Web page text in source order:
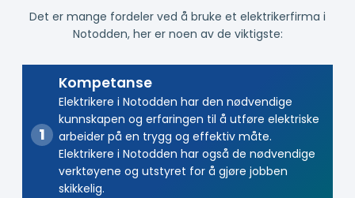
Det er mange fordeler ved å bruke et elektrikerfirma i
Notodden, her er noen av de viktigste:
Kompetanse
Elektrikere i Notodden har den nødvendige
kunnskapen og erfaringen til å utføre elektriske
arbeider på en trygg og effektiv måte.
Elektrikere i Notodden har også de nødvendige
verktøyene og utstyret for å gjøre jobben
skikkelig.